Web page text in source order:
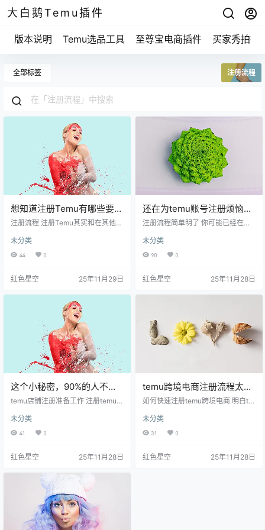
大白鹅Temu插件
版本说明 Temu选品工具 至尊宝电商插件 买家秀拍摄
全部标签 注册流程
想知道注册Temu有哪些要求
吗？这里有你需要了解的重
注册流程 注册Temu其实和在其他电
下载Temu的APP。打开后，你会看
到一个清晰的注册页面。这里有几
得密码要复杂一点，最好包含字母
下来会发验证码给你。 我跟你讲，
这是我一次注册新平台时的经验。
填完信息后，要记得查看垃圾邮
箱，有时候验证码会被丢进去，这…
未分类
44 0
红色星空 25年11月29日
还在为temu账号注册烦恼
吗？赶紧来看看这些实用技
注册流程简单明了 你可能已经在网
其实temu的注册流程相对简单。你
只需要准备几个东西： 手机号码 邮
这样可以快捷地接收到验证码。记
也是，后来才知道，有时候是因为
自己的手机号没有信号，或…
未分类
90 0
红色星空 25年11月28日
这个小秘密，90%的人不知
道如何轻松完成temu店铺注
temu店铺注册准备工作 注册temu店
做饭之前要先把食材准备齐全。你
得准备好一些基本信息，比如你的
邮箱、手机号码，还有有效的身份
身份的，所以这些信息要确保真实
刚开始想开店注册temu，结果瞎填
信息，导致审核一直不过。我跟他
说，你这样可不行，得老老实实地
填写，结果他按照我说的做，顺利
通过了。我跟他讲，注…
未分类
41 0
红色星空 25年11月28日
temu跨境电商注册流程太复
杂？教你轻松搞定！
如何快速注册temu跨境电商 明白te
个类似于淘宝的跨境电商平台，方
便消费者找到全球的好货。 注册的
步骤其实并不难，咱们从基础入
始之前，你得准备一些基础信息，
未分类
31 0
红色星空 25年11月28日